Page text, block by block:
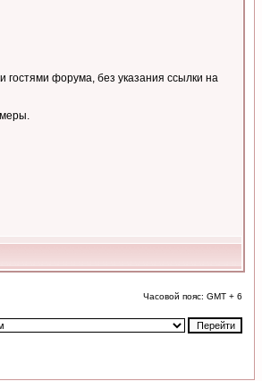
форума, без указания ссылки на
Часовой пояс: GMT + 6